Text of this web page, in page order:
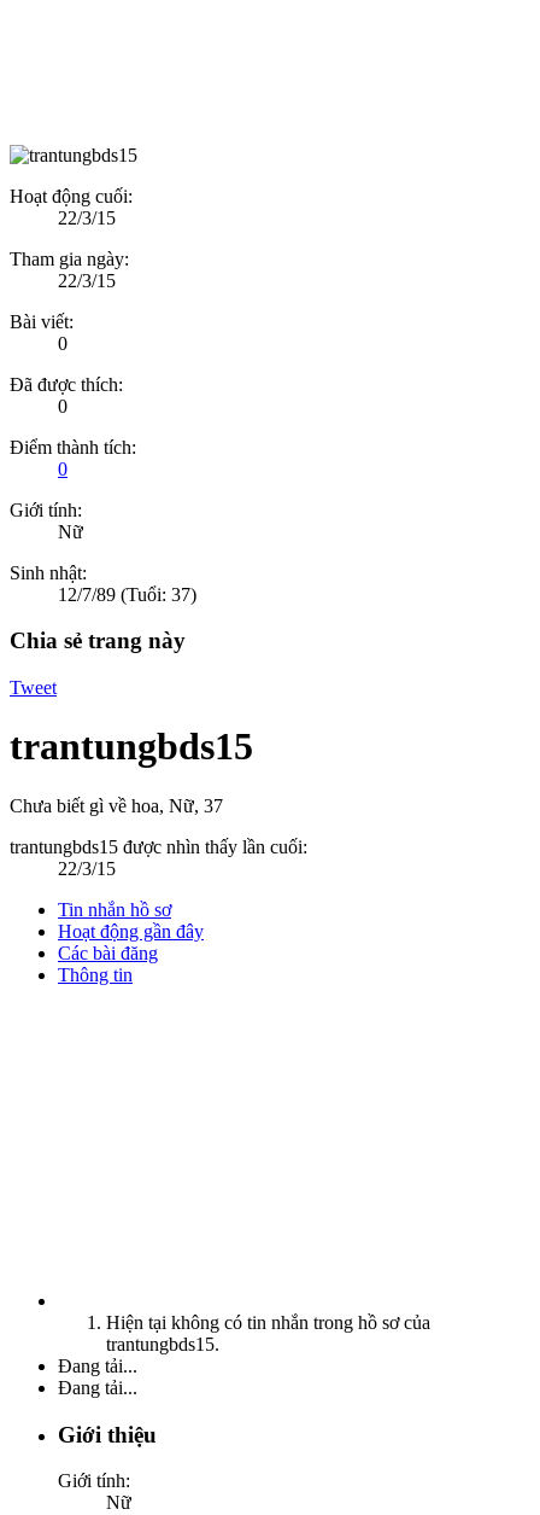
Hoạt động cuối:
22/3/15
Tham gia ngày:
22/3/15
Bài viết:
0
Đã được thích:
0
Điểm thành tích:
0
Giới tính:
Nữ
Sinh nhật:
12/7/89 (Tuổi: 37)
Chia sẻ trang này
Tweet
trantungbds15
Chưa biết gì về hoa, Nữ, 37
trantungbds15 được nhìn thấy lần cuối:
22/3/15
Tin nhắn hồ sơ
Hoạt động gần đây
Các bài đăng
Thông tin
Hiện tại không có tin nhắn trong hồ sơ của
trantungbds15.
Đang tải...
Đang tải...
Giới thiệu
Giới tính:
Nữ